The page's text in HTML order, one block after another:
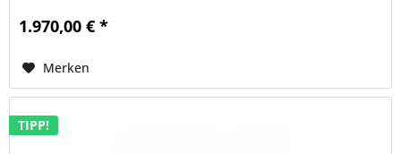
1.970,00 € *
Merken
TIPP!